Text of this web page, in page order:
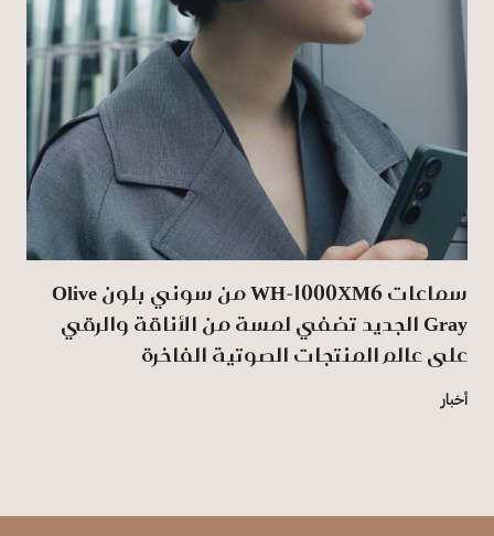
سماعات WH-1000XM6 من سوني بلون Olive
Gray الجديد تضفي لمسة من الأناقة والرقي
على عالم المنتجات الصوتية الفاخرة
أخبار